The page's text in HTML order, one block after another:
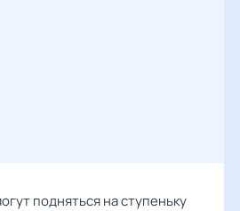
подняться на ступеньку